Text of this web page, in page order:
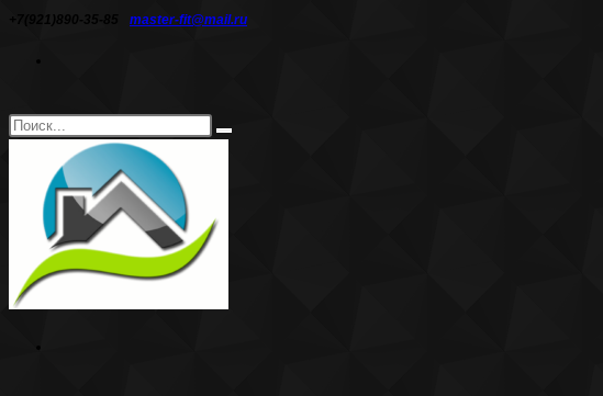
Перейти
+7(921)890-35-85 master-fit@mail.ru
Поиск
сайте
Искать